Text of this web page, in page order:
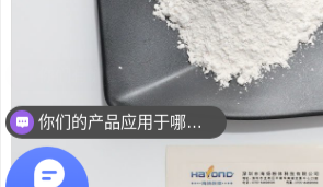
你们的产品应用于哪些领域？